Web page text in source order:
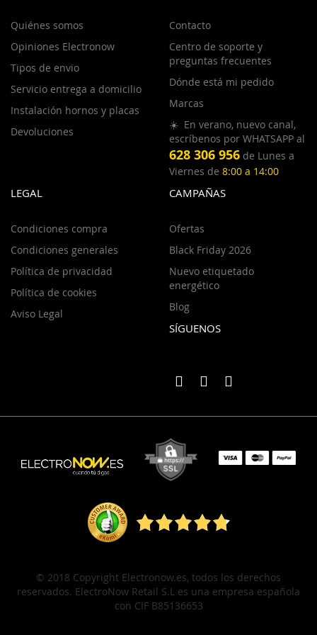
Quiénes somos
Opiniones Electronow
Tipos de envio
Servicio entrega a domicilio
Instalación hornos y placas
Devoluciones
Contacto
Centro de soporte y
preguntas frecuentes
Dónde está mi pedido
Marcas
☀️ En verano, nuevo canal,
escríbenos por WHATSAPP al
628 306 956 de Lunes a
Viernes de 8:00 a 14:00
LEGAL
Condiciones compra
Condiciones generales
Política de privacidad
Política de cookies
Aviso Legal
CAMPAÑAS
Ofertas
Black Friday 2026
Nuevo etiquetado
energético
Blog
SÍGUENOS
© 2018 Copyright Electronow.es, todos los derechos
reservados. ElectroNow Retail S.L es una empresa española
con CIF B85136653